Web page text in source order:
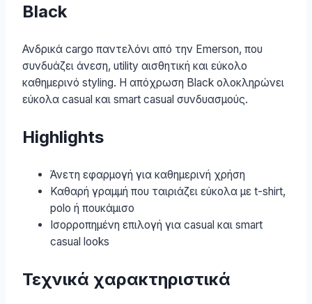
Black
Ανδρικά cargo παντελόνι από την Emerson, που
συνδυάζει άνεση, utility αισθητική και εύκολο
καθημερινό styling. Η απόχρωση Black ολοκληρώνει
εύκολα casual και smart casual συνδυασμούς.
Highlights
Άνετη εφαρμογή για καθημερινή χρήση
Καθαρή γραμμή που ταιριάζει εύκολα με t-shirt,
polo ή πουκάμισο
Ισορροπημένη επιλογή για casual και smart
casual looks
Τεχνικά χαρακτηριστικά